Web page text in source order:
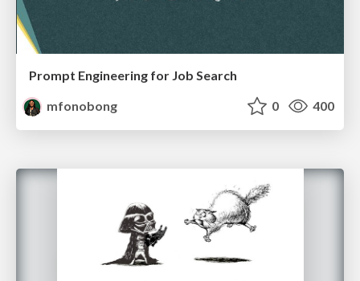
Prompt Engineering for Job Search
mfonobong
0 400